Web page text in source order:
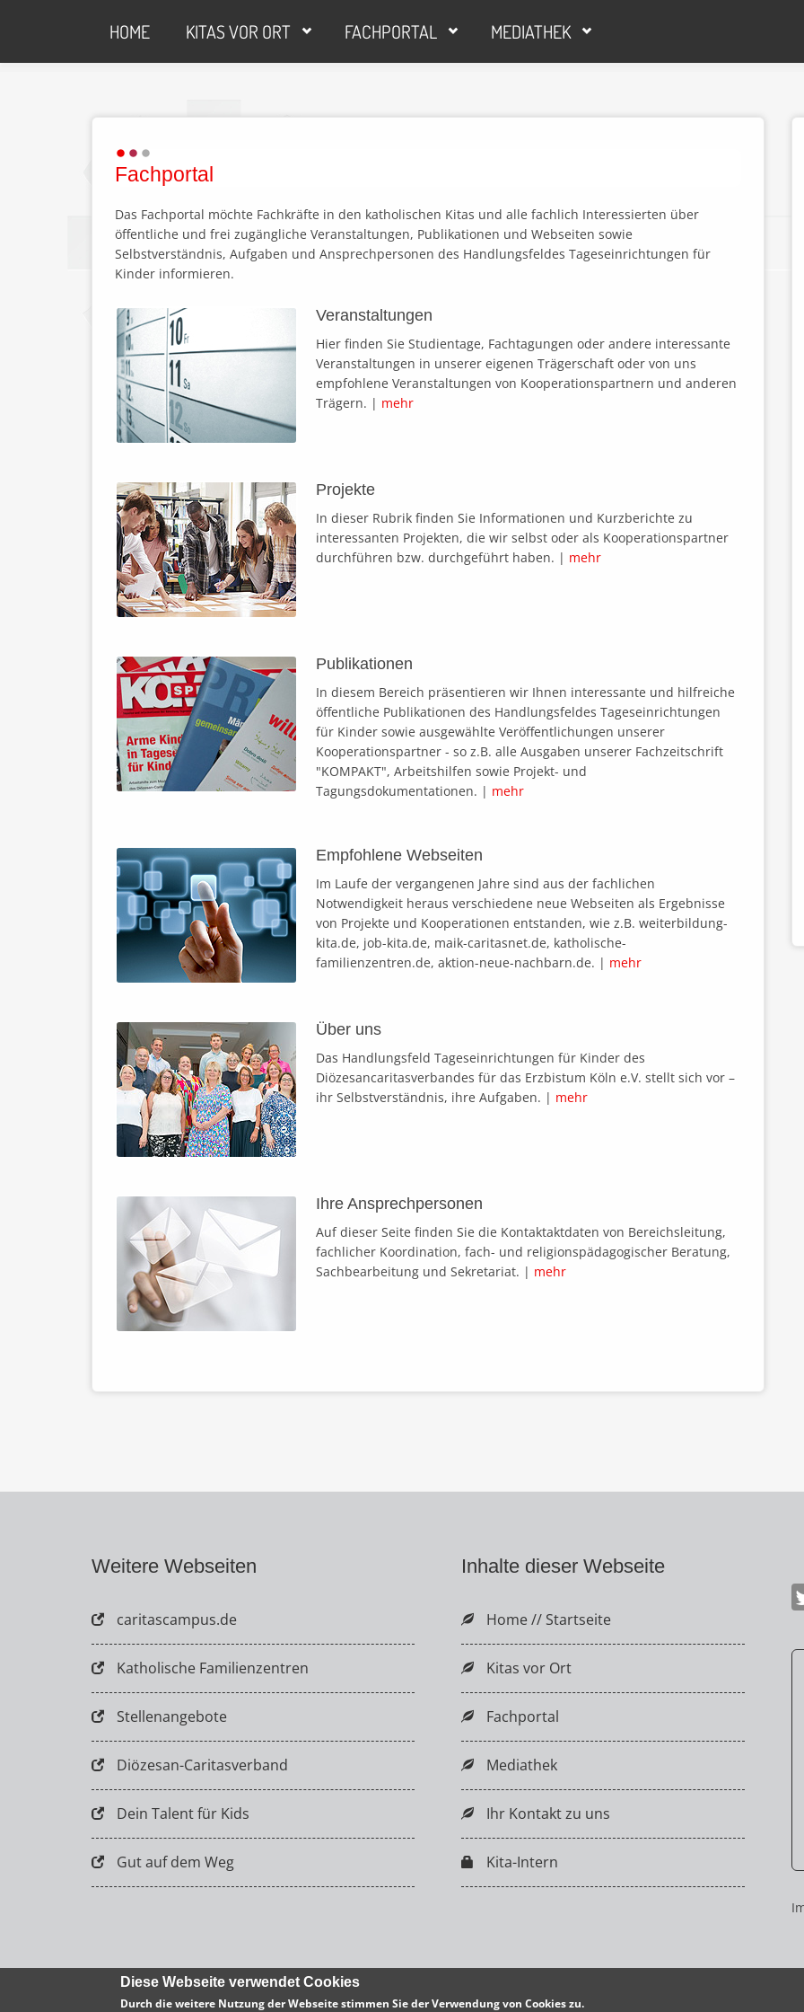
HOME KITAS VOR ORT FACHPORTAL MEDIATHEK
Fachportal
Das Fachportal möchte Fachkräfte in den katholischen Kitas und alle fachlich Interessierten über
öffentliche und frei zugängliche Veranstaltungen, Publikationen und Webseiten sowie
Selbstverständnis, Aufgaben und Ansprechpersonen des Handlungsfeldes Tageseinrichtungen für
Kinder informieren.
Veranstaltungen
Hier finden Sie Studientage, Fachtagungen oder andere interessante
Veranstaltungen in unserer eigenen Trägerschaft oder von uns
empfohlene Veranstaltungen von Kooperationspartnern und anderen
Trägern. | mehr
Projekte
In dieser Rubrik finden Sie Informationen und Kurzberichte zu
interessanten Projekten, die wir selbst oder als Kooperationspartner
durchführen bzw. durchgeführt haben. | mehr
Publikationen
In diesem Bereich präsentieren wir Ihnen interessante und hilfreiche
öffentliche Publikationen des Handlungsfeldes Tageseinrichtungen
für Kinder sowie ausgewählte Veröffentlichungen unserer
Kooperationspartner - so z.B. alle Ausgaben unserer Fachzeitschrift
"KOMPAKT", Arbeitshilfen sowie Projekt- und
Tagungsdokumentationen. | mehr
Empfohlene Webseiten
Im Laufe der vergangenen Jahre sind aus der fachlichen
Notwendigkeit heraus verschiedene neue Webseiten als Ergebnisse
von Projekte und Kooperationen entstanden, wie z.B. weiterbildung-
kita.de, job-kita.de, maik-caritasnet.de, katholische-
familienzentren.de, aktion-neue-nachbarn.de. | mehr
Über uns
Das Handlungsfeld Tageseinrichtungen für Kinder des
Diözesancaritasverbandes für das Erzbistum Köln e.V. stellt sich vor –
ihr Selbstverständnis, ihre Aufgaben. | mehr
Ihre Ansprechpersonen
Auf dieser Seite finden Sie die Kontaktaktdaten von Bereichsleitung,
fachlicher Koordination, fach- und religionspädagogischer Beratung,
Sachbearbeitung und Sekretariat. | mehr
Weitere Webseiten
caritascampus.de
Katholische Familienzentren
Stellenangebote
Diözesan-Caritasverband
Dein Talent für Kids
Gut auf dem Weg
Inhalte dieser Webseite
Home // Startseite
Kitas vor Ort
Fachportal
Mediathek
Ihr Kontakt zu uns
Kita-Intern
Diese Webseite verwendet Cookies
Durch die weitere Nutzung der Webseite stimmen Sie der Verwendung von Cookies zu.